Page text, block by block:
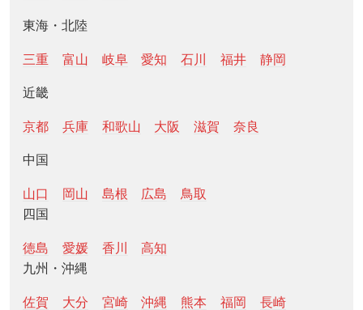
東海・北陸
三重 富山 岐阜 愛知 石川 福井 静岡
近畿
京都 兵庫 和歌山 大阪 滋賀 奈良
中国
山口 岡山 島根 広島
鳥取
四国
徳島 愛媛 香川
高知
九州・沖縄
佐賀 大分 宮崎 沖縄 熊本 福岡
長崎